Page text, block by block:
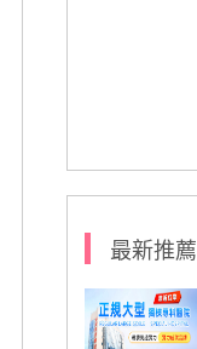
最新推薦